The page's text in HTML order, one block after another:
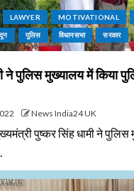
LAWYER MOTIVATIONAL
पुलिस विधानसभा सरकार
ने पुलिस मुख्यालय में किया
News India24 UK
पुष्कर सिंह धामी ने